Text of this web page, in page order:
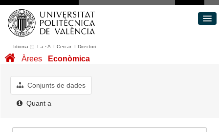
Idioma I a ·A I CercarI Directori
Conjunts de dades
Quant a
Àrees Econòmica
Conjunts de dades
Quant a